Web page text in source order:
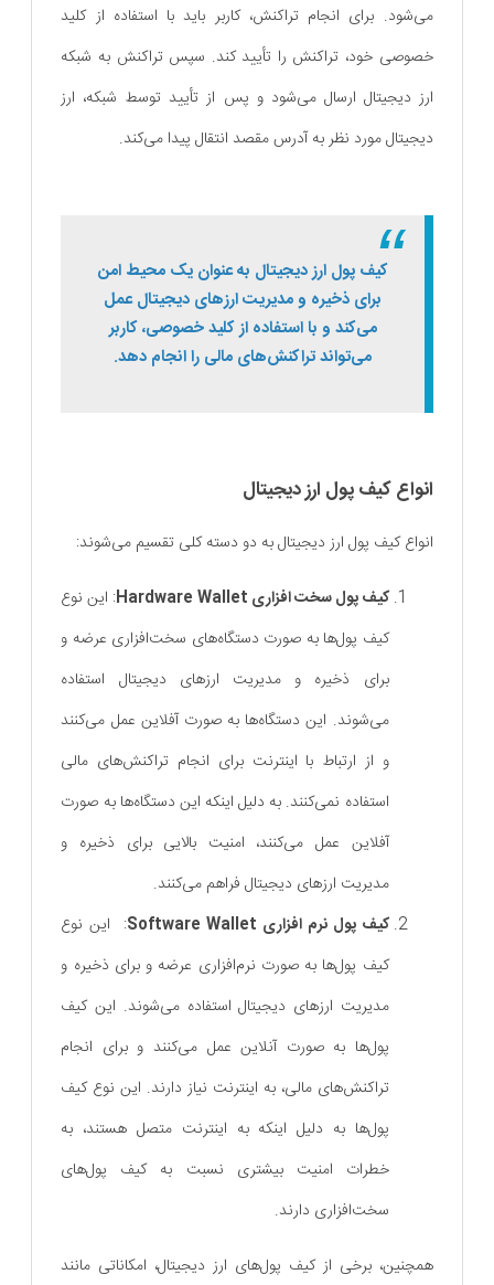
می‌شود. برای انجام تراکنش، کاربر باید با استفاده از کلید
خصوصی خود، تراکنش را تأیید کند. سپس تراکنش به شبکه
ارز دیجیتال ارسال می‌شود و پس از تأیید توسط شبکه، ارز
دیجیتال مورد نظر به آدرس مقصد انتقال پیدا می‌کند.
کیف پول ارز دیجیتال به عنوان یک محیط امن
برای ذخیره و مدیریت ارزهای دیجیتال عمل
می‌کند و با استفاده از کلید خصوصی، کاربر
می‌تواند تراکنش‌های مالی را انجام دهد.
انواع کیف پول ارز دیجیتال
انواع کیف پول ارز دیجیتال به دو دسته کلی تقسیم می‌شوند:
کیف پول‌ سخت ‌افزاری Hardware Wallet
: این نوع
کیف پول‌ها به صورت دستگاه‌های سخت‌افزاری عرضه و
برای ذخیره و مدیریت ارزهای دیجیتال استفاده
می‌شوند. این دستگاه‌ها به صورت آفلاین عمل می‌کنند
و از ارتباط با اینترنت برای انجام تراکنش‌های مالی
استفاده نمی‌کنند. به دلیل اینکه این دستگاه‌ها به صورت
آفلاین عمل می‌کنند، امنیت بالایی برای ذخیره و
مدیریت ارزهای دیجیتال فراهم می‌کنند.
کیف پول‌ نرم ‌افزاری Software Wallet
: این نوع
کیف پول‌ها به صورت نرم‌افزاری عرضه و برای ذخیره و
مدیریت ارزهای دیجیتال استفاده می‌شوند. این کیف
پول‌ها به صورت آنلاین عمل می‌کنند و برای انجام
تراکنش‌های مالی، به اینترنت نیاز دارند. این نوع کیف
پول‌ها به دلیل اینکه به اینترنت متصل هستند، به
خطرات امنیت بیشتری نسبت به کیف پول‌های
سخت‌افزاری دارند.
همچنین، برخی از کیف پول‌های ارز دیجیتال، امکاناتی مانند